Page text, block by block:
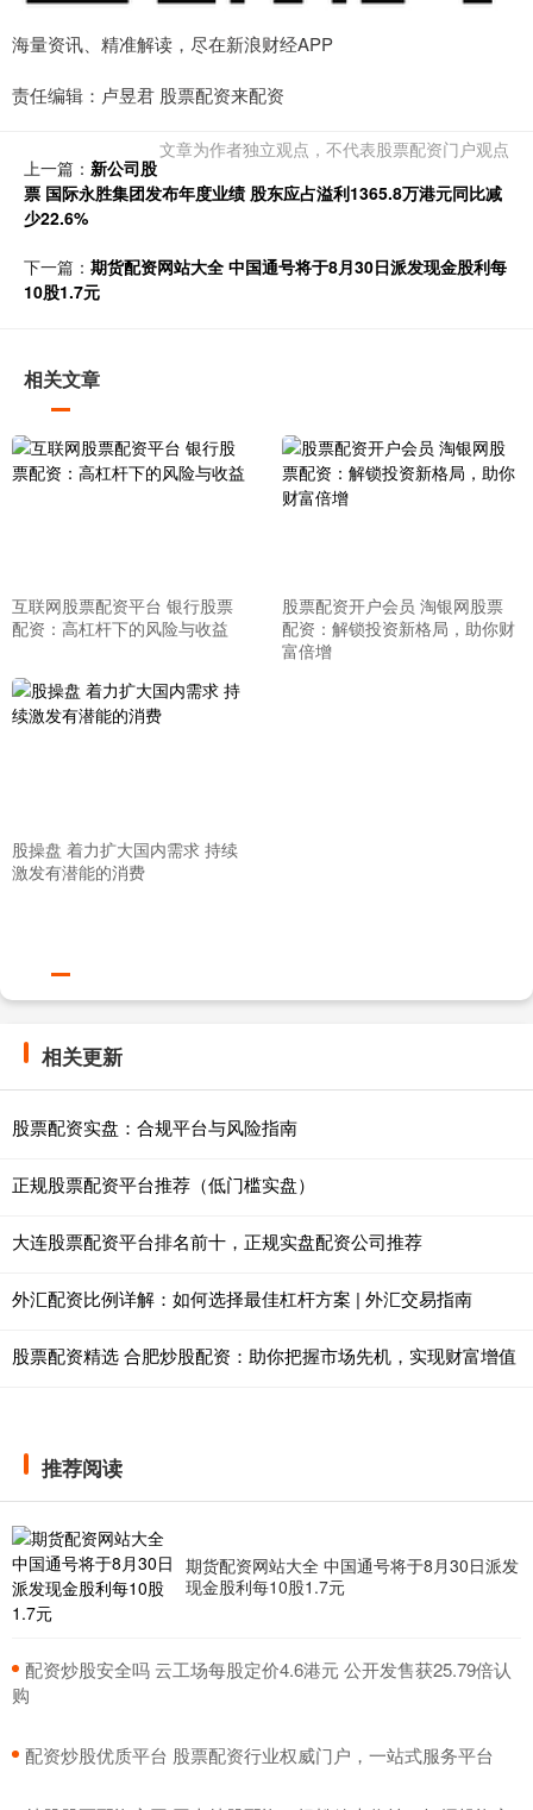
海量资讯、精准解读，尽在新浪财经APP
责任编辑：卢昱君 股票配资来配资
文章为作者独立观点，不代表股票配资门户观点
上一篇： 新公司股
票 国际永胜集团发布年度业绩 股东应占溢利1365.8万港元同比减
少22.6%
下一篇： 期货配资网站大全 中国通号将于8月30日派发现金股利每
10股1.7元
相关文章
互联网股票配资平台 银行股票
配资：高杠杆下的风险与收益
股票配资开户会员 淘银网股票
配资：解锁投资新格局，助你财
富倍增
股操盘 着力扩大国内需求 持续
激发有潜能的消费
相关更新
股票配资实盘：合规平台与风险指南
正规股票配资平台推荐（低门槛实盘）
大连股票配资平台排名前十，正规实盘配资公司推荐
外汇配资比例详解：如何选择最佳杠杆方案 | 外汇交易指南
股票配资精选 合肥炒股配资：助你把握市场先机，实现财富增值
推荐阅读
期货配资网站大全 中国通号将于8月30日派发
现金股利每10股1.7元
​配资炒股安全吗 云工场每股定价4.6港元 公开发售获25.79倍认
购
​配资炒股优质平台 股票配资行业权威门户，一站式服务平台